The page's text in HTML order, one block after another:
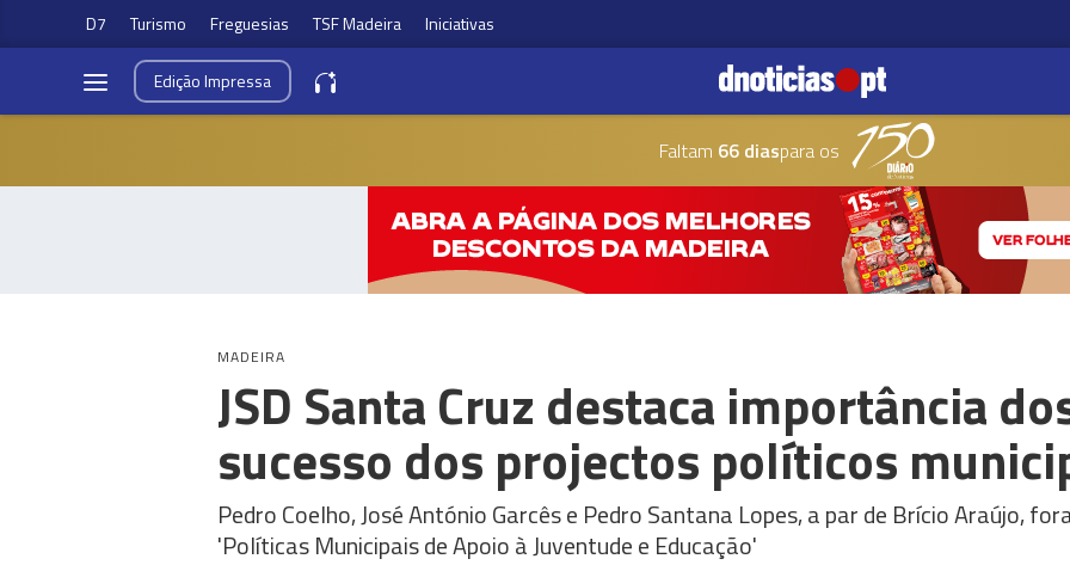
D7 Turismo Freguesias TSF Madeira Iniciativas
EdiçãoImpressa
Faltam 66 diaspara os
MADEIRA
JSD Santa Cruz destaca importância
sucesso dos projectos políticos
Pedro Coelho, José António Garcês e Pedro Santana Lopes, a par de Brício Araújo,
'Políticas Municipais de Apoio à Juventude e Educação'